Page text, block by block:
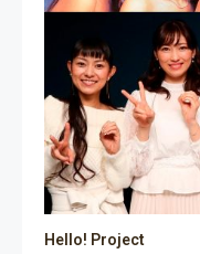
Hello! Project